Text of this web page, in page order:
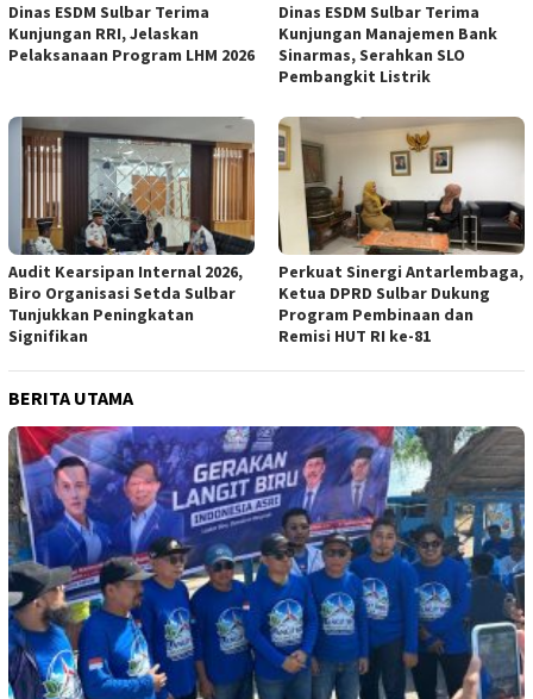
Dinas ESDM Sulbar Terima
Kunjungan RRI, Jelaskan
Pelaksanaan Program LHM 2026
Dinas ESDM Sulbar Terima
Kunjungan Manajemen Bank
Sinarmas, Serahkan SLO
Pembangkit Listrik
Audit Kearsipan Internal 2026,
Biro Organisasi Setda Sulbar
Tunjukkan Peningkatan
Signifikan
Perkuat Sinergi Antarlembaga,
Ketua DPRD Sulbar Dukung
Program Pembinaan dan
Remisi HUT RI ke-81
BERITA UTAMA